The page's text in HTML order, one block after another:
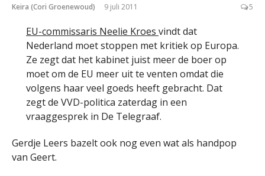
Keira (Cori Groenewoud) 9 juli 2011 5
EU-commissaris Neelie Kroes vindt dat
Nederland moet stoppen met kritiek op Europa.
Ze zegt dat het kabinet juist meer de boer op
moet om de EU meer uit te venten omdat die
volgens haar veel goeds heeft gebracht. Dat
zegt de VVD-politica zaterdag in een
vraaggesprek in De Telegraaf.
Gerdje Leers bazelt ook nog even wat als handpop
van Geert.